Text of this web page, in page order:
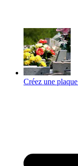
Créez une